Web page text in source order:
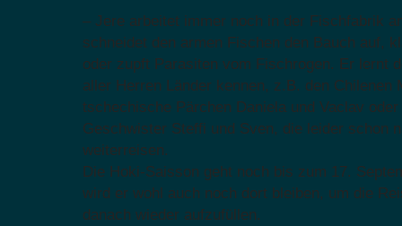
– Jere arbeitet immer noch in der Fischfabrik
schneidet den armen Fischen den Bauch auf,
oder zupft Parasiten vom Fischrogen. Er lernt
aller Herren Länder kennen, z.B. den Chilenen
tschechische Pärchen Daniela und Vaclav
Geschwister Steffi und Sven, die leider schon
weiterreisen.
Die Hoki-Saisson geht noch bis zum 17.
wird er wohl auch noch dort bleiben, um die
danach wieder aufzufüllen.